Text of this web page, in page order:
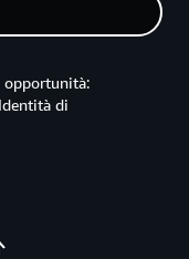
opportunità:
di